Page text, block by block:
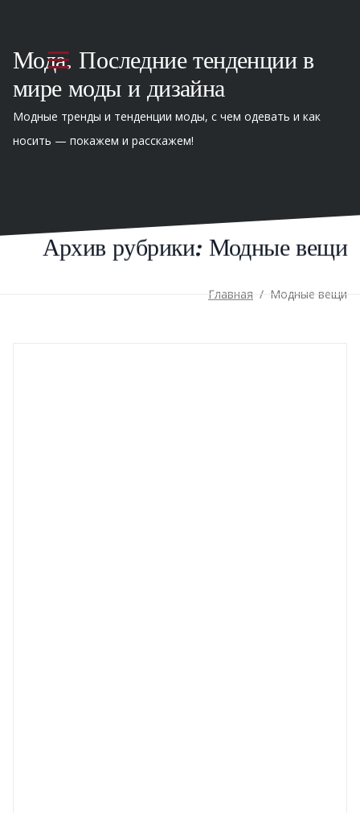
Мода. Последние тенденции в
мире моды и дизайна
Модные тренды и тенденции моды, с чем одевать и как
носить — покажем и расскажем!
Архив рубрики: Модные вещи
Главная / Модные вещи